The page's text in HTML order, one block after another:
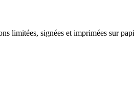
limitées, signées et imprimées sur